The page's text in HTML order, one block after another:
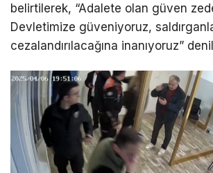
belirtilerek, “Adalete olan güven
Devletimize güveniyoruz,
cezalandırılacağına inanıyoruz”